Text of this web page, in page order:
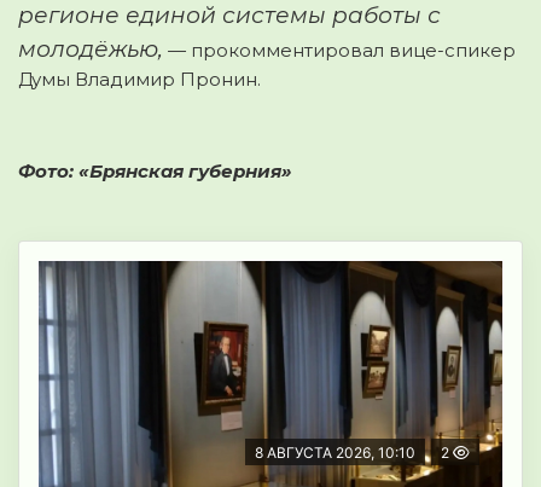
регионе единой системы работы с
молодёжью, — прокомментировал вице-спикер
Думы Владимир Пронин.
Фото: «Брянская губерния»
8 АВГУСТА 2026, 10:10 2